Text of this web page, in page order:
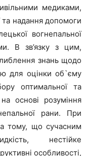
медиками,
та надання допомоги
вогнепальної
В зв’язку з цим,
знань щодо
для оцінки об`єму
оптимальної та
основі розуміння
рани. При
тому, що сучасним
нестійке
особливості,